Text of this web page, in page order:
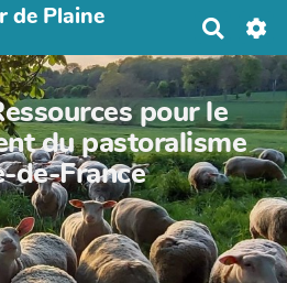
de Plaine
h
e
r
c
h
e
r
pour le
du pastoralisme
de-France